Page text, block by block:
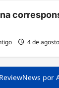
4 de
ReviewNews por